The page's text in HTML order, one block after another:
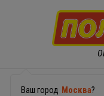
Ваш город Москва?